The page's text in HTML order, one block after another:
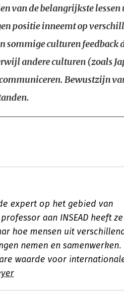
van de belangrijkste
positie inneemt op
sommige culturen feedback
andere culturen (zoals
Bewustzijn
expert op het gebied van
aan INSEAD heeft ze
hoe mensen uit
nemen en samenwerken.
waarde voor